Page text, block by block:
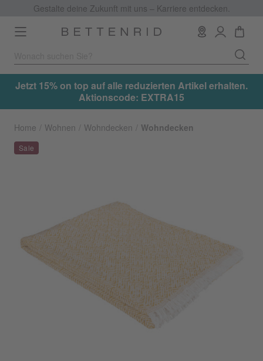
Gestalte deine Zukunft mit uns – Karriere entdecken.
Toggle
navigation
Jetzt 15% on top auf alle reduzierten Artikel erhalten.
Aktionscode: EXTRA15
Home Wohnen Wohndecken Wohndecken